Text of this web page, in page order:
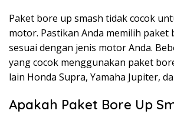
Paket bore up smash tidak cocok
motor. Pastikan Anda memilih paket
sesuai dengan jenis motor Anda.
yang cocok menggunakan paket
lain Honda Supra, Yamaha Jupiter,
Apakah Paket Bore Up